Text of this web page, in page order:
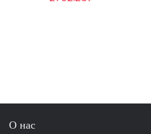
О нас